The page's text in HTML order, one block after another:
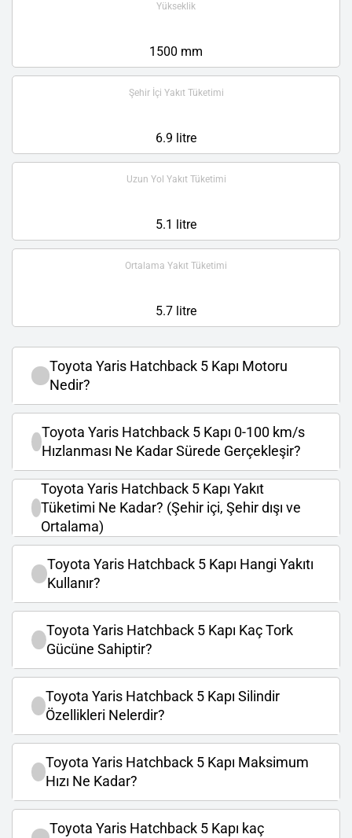
Yükseklik
1500 mm
Şehir İçi Yakıt Tüketimi
6.9 litre
Uzun Yol Yakıt Tüketimi
5.1 litre
Ortalama Yakıt Tüketimi
5.7 litre
Toyota Yaris Hatchback 5 Kapı Motoru
Nedir?
Toyota Yaris Hatchback 5 Kapı 0-100 km/s
Hızlanması Ne Kadar Sürede Gerçekleşir?
Toyota Yaris Hatchback 5 Kapı Yakıt
Tüketimi Ne Kadar? (Şehir içi, Şehir dışı ve
Ortalama)
Toyota Yaris Hatchback 5 Kapı Hangi Yakıtı
Kullanır?
Toyota Yaris Hatchback 5 Kapı Kaç Tork
Gücüne Sahiptir?
Toyota Yaris Hatchback 5 Kapı Silindir
Özellikleri Nelerdir?
Toyota Yaris Hatchback 5 Kapı Maksimum
Hızı Ne Kadar?
Toyota Yaris Hatchback 5 Kapı kaç